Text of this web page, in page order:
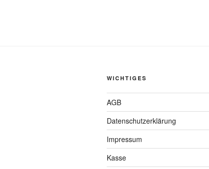
WICHTIGES
AGB
Datenschutzerklärung
Impressum
Kasse